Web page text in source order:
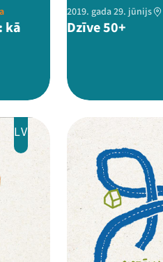
kā
2019. gada 29. jūnijs
Dzīve 50+
LV